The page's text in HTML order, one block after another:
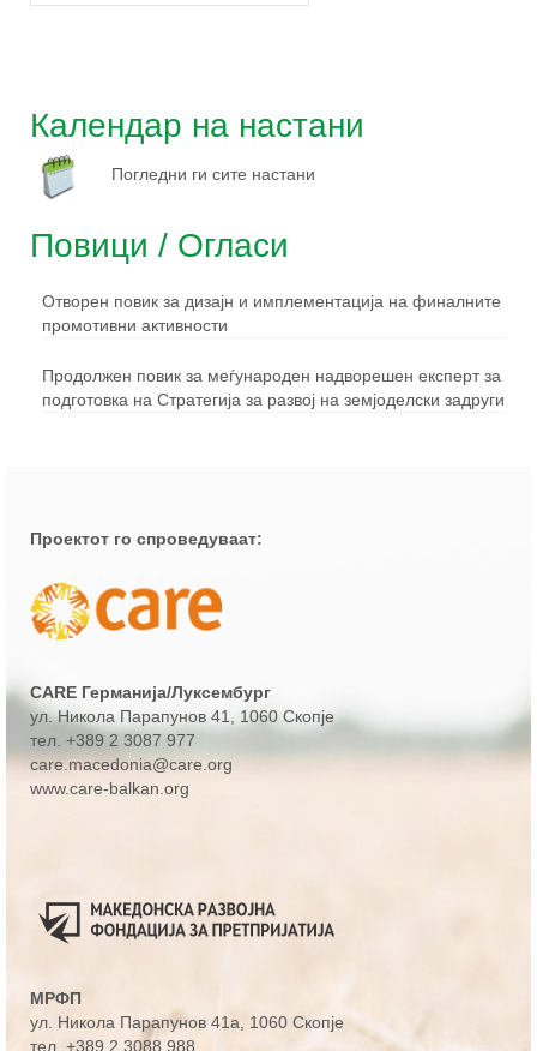
Календар на настани
Погледни ги сите настани
Повици / Огласи
Отворен повик за дизајн и имплементација на финалните
промотивни активности
Продолжен повик за меѓународен надворешен експерт за
подготовка на Стратегија за развој на земјоделски задруги
Проектот го спроведуваат:
CARE Германија/Луксембург
ул. Никола Парапунов 41
, 1060 Скопје
тел. +389 2 3087 977
care.macedonia@care.org
www.care-balkan.org
МРФП
ул. Никола Парапунов 41а , 1060 Скопје
тел. +389 2 3088 988